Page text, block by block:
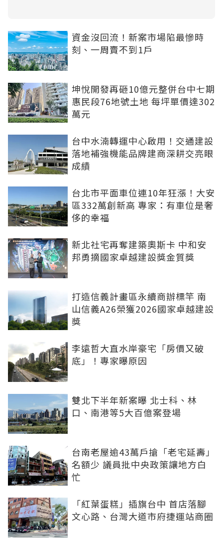
資金沒回流！新案市場陷最慘時
刻、一周賣不到1戶
坤悅開發再砸10億元整併台中七期
惠民段76地號土地 每坪單價達302
萬元
台中水湳轉運中心啟用！交通建設
落地補強機能品牌建商深耕交亮眼
成績
台北市平面車位連10年狂漲！大安
區332萬創新高 專家：有車位是奢
侈的幸福
新北社宅再奪建築奧斯卡 中和安
邦勇摘國家卓越建設獎金質獎
打造信義計畫區永續商辦標竿 南
山信義A26榮獲2026國家卓越建設
獎
李遠哲大直水岸豪宅「房價又破
底」！專家曝原因
雙北下半年新案曝 北士科、林
口、南港等5大百億案登場
台南老屋逾43萬戶搶「老宅延壽」
名額少 議員批中央政策讓地方白
忙
「紅葉蛋糕」插旗台中 首店落腳
文心路、台灣大道市府捷運站商圈